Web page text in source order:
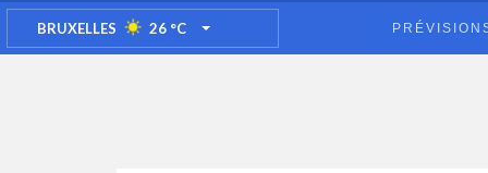
BRUXELLES 26°C TOGGLE DROPDOWN